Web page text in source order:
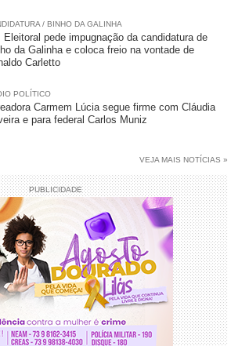
/ BINHO DA GALINHA
Eleitoral pede impugnação da candidatura de
da Galinha e coloca freio na vontade de
Carletto
POLÍTICO
Carmem Lúcia segue firme com Cláudia
e para federal Carlos Muniz
VEJA MAIS NOTÍCIAS »
PUBLICIDADE